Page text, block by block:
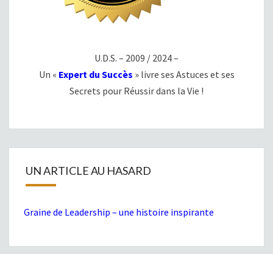
U.D.S. – 2009 / 2024 –
Un « Expert du Succès » livre ses Astuces et ses
Secrets pour Réussir dans la Vie !
UN ARTICLE AU HASARD
Graine de Leadership – une histoire inspirante